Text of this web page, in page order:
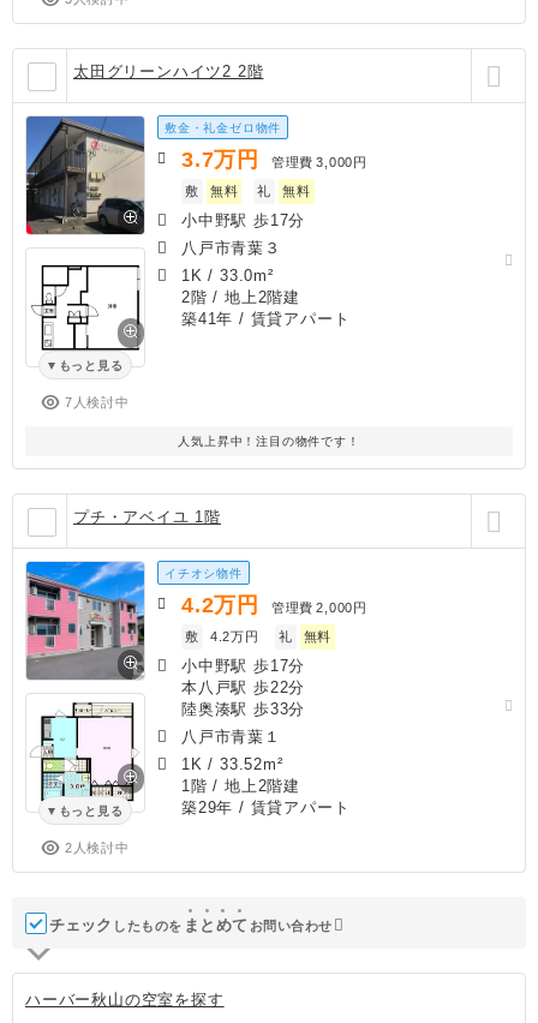
太田グリーンハイツ2 2階
もっと見る
7人検討中
敷金・礼金ゼロ物件
3.7万円 管理費 3,000円
敷
無料 礼 無料
小中野駅 歩17分
八戸市青葉３
1K /33.0m²
2階 / 地上2階建
築41年 / 賃貸アパート
人気上昇中！注目の物件です！
プチ・アベイユ 1階
もっと見る
2人検討中
イチオシ物件
4.2万円 管理費 2,000円
敷
4.2万円 礼 無料
小中野駅 歩17分
本八戸駅 歩22分
陸奥湊駅 歩33分
八戸市青葉１
1K /33.52m²
1階 / 地上2階建
築29年 / 賃貸アパート
チェック したものを ま と めて お問い合わせ
ハーバー秋山の空室を探す